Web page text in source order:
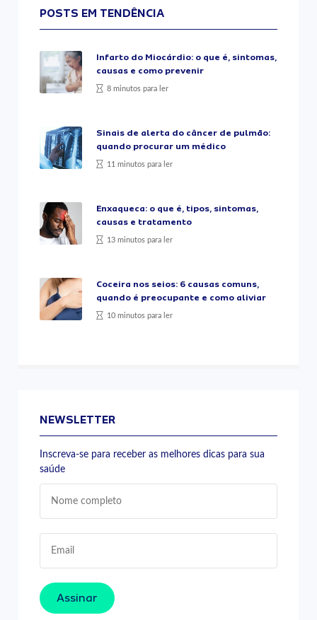
POSTS EM TENDÊNCIA
Infarto do Miocárdio: o que é, sintomas,
causas e como prevenir
8 minutos para ler
Sinais de alerta do câncer de pulmão:
quando procurar um médico
11 minutos para ler
Enxaqueca: o que é, tipos, sintomas,
causas e tratamento
13 minutos para ler
Coceira nos seios: 6 causas comuns,
quando é preocupante e como aliviar
10 minutos para ler
NEWSLETTER
Inscreva-se para receber as melhores dicas para sua
saúde
Assinar